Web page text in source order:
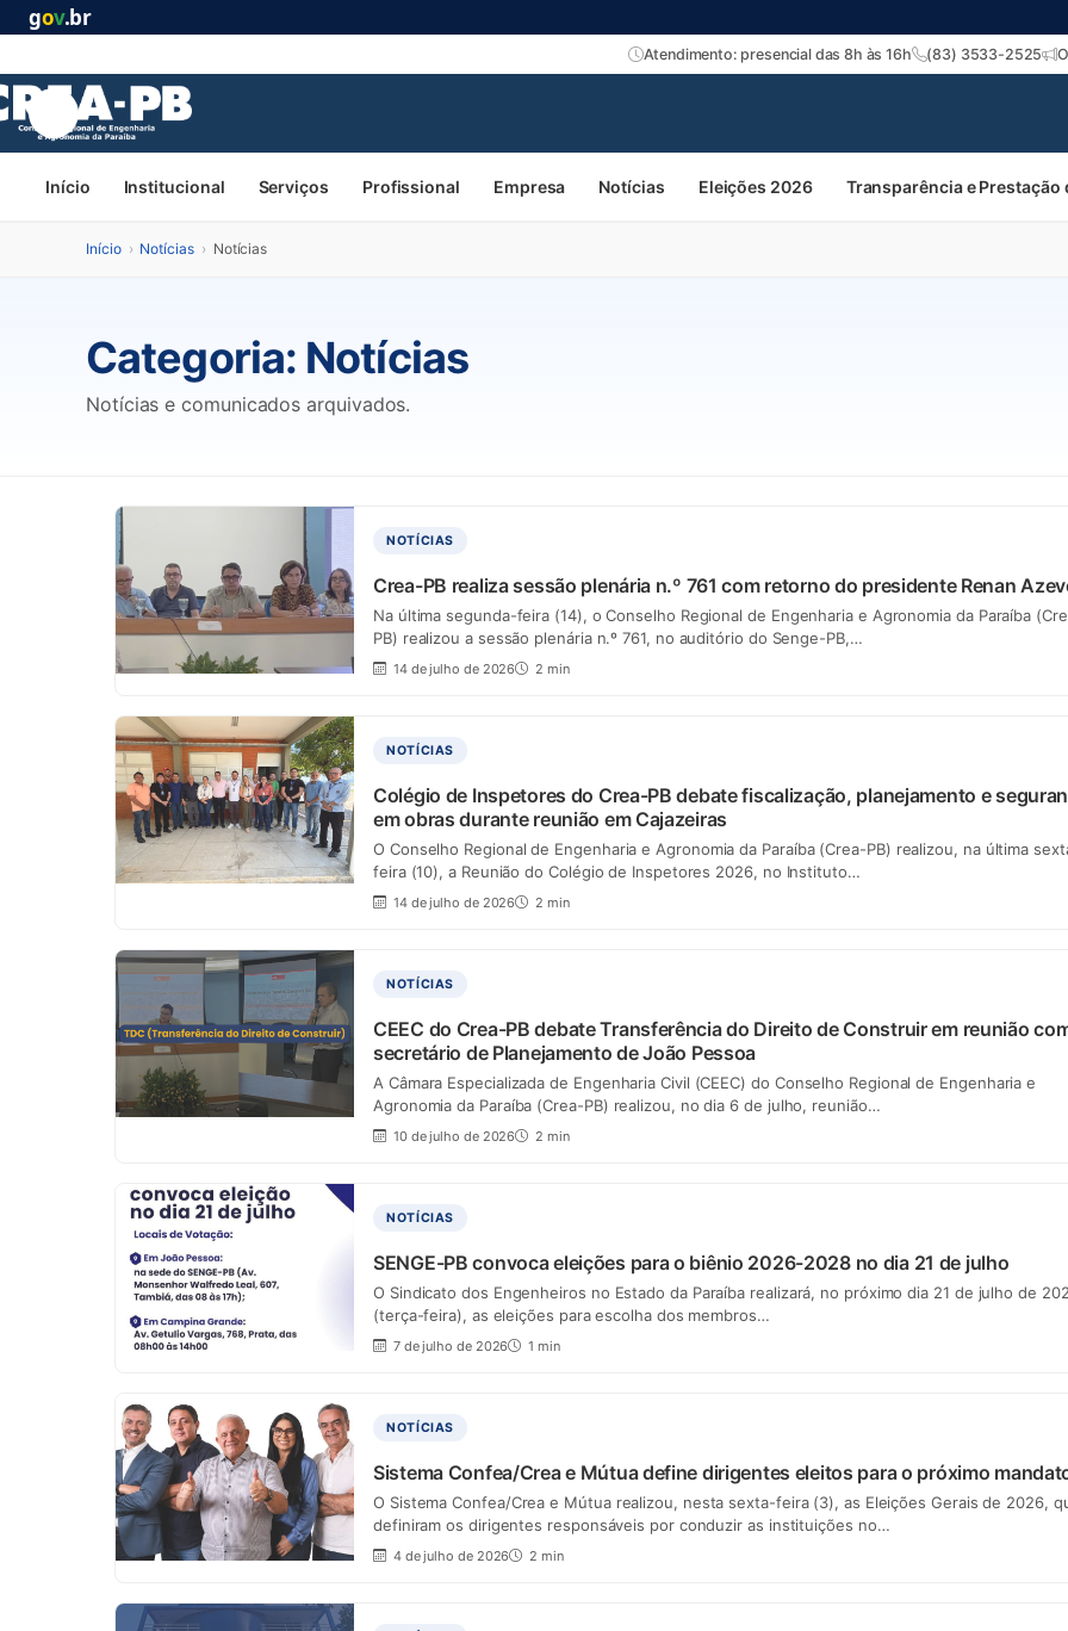
gov.br
Atendimento: presencial das 8h às 16h (83) 3533-2525
Início Institucional Serviços Profissional Empresa Notícias Eleições 2026 Transparência e Prestação
Início › Notícias › Notícias
Categoria: Notícias
Notícias e comunicados arquivados.
NOTÍCIAS
Crea-PB realiza sessão plenária n.º 761 com retorno do presidente Renan
Na última segunda-feira (14), o Conselho Regional de Engenharia e Agronomia da Paraíba
PB) realizou a sessão plenária n.º 761, no auditório do Senge-PB,…
14 de julho de 2026 2 min
NOTÍCIAS
Colégio de Inspetores do Crea-PB debate fiscalização, planejamento e
em obras durante reunião em Cajazeiras
O Conselho Regional de Engenharia e Agronomia da Paraíba (Crea-PB) realizou, na última
feira (10), a Reunião do Colégio de Inspetores 2026, no Instituto…
14 de julho de 2026 2 min
NOTÍCIAS
CEEC do Crea-PB debate Transferência do Direito de Construir em reunião
secretário de Planejamento de João Pessoa
A Câmara Especializada de Engenharia Civil (CEEC) do Conselho Regional de Engenharia e
Agronomia da Paraíba (Crea-PB) realizou, no dia 6 de julho, reunião…
10 de julho de 2026 2 min
NOTÍCIAS
SENGE-PB convoca eleições para o biênio 2026-2028 no dia 21 de julho
O Sindicato dos Engenheiros no Estado da Paraíba realizará, no próximo dia 21 de julho de
(terça-feira), as eleições para escolha dos membros…
7 de julho de 2026 1 min
NOTÍCIAS
Sistema Confea/Crea e Mútua define dirigentes eleitos para o próximo
O Sistema Confea/Crea e Mútua realizou, nesta sexta-feira (3), as Eleições Gerais de 2026,
definiram os dirigentes responsáveis por conduzir as instituições no…
4 de julho de 2026 2 min